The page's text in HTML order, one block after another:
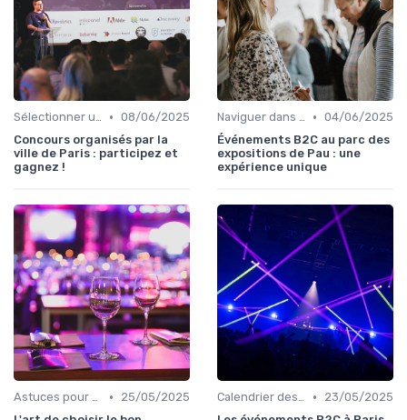
Sélectionner un Événement à Visiter • 08/06/2025
Concours organisés par la
ville de Paris : participez et
gagnez !
Naviguer dans les Grands Événements • 04/06/2025
Événements B2C au parc des
expositions de Pau : une
expérience unique
Astuces pour une Expérience Optimale •
25/05/2025
Calendrier des Événements Grand Public •
23/05/2025